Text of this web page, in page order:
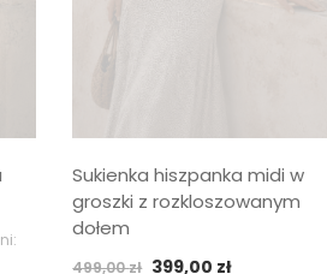
Sukienka hiszpanka midi w
groszki z rozkloszowanym
dołem
499,00zł Pierwotna
399,00 złAktualna